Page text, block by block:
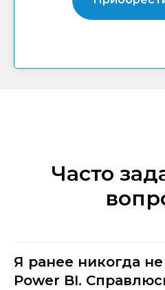
Часто
Я ранее никогда
Power BI.